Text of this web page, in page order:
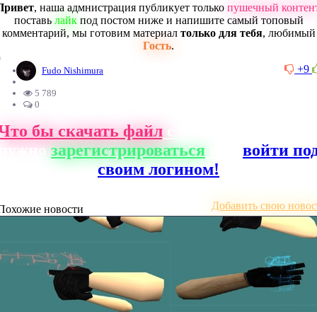
, наша адмнистрация публикует только пушечный
поставь лайкпод постом ниже и напишите самый топовый
комментарий, мы готовим материал только для тебя, любимый
Гость.
+9
Fudo Nishimura
5 789
0
бы скачать файлс нашего сайта,
зарегистрироваться
войти
своим логином!
новости Добавить свою